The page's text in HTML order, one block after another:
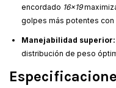
encordado 16x19
golpes más potentes con
Manejabilidad superior:
distribución de peso